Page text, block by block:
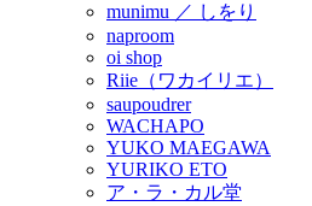
munimu ／ しをり
naproom
oi shop
Riie（ワカイリエ）
saupoudrer
WACHAPO
YUKO MAEGAWA
YURIKO ETO
ア・ラ・カル堂